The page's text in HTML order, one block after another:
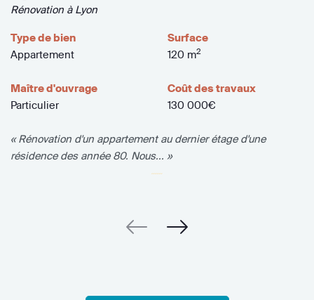
Rénovation à Lyon
Type de bien
Appartement
Surface
120 m2
Maître d'ouvrage
Particulier
Coût des travaux
130 000€
« Rénovation d'un appartement au dernier étage d'une
résidence des année 80. Nous... »